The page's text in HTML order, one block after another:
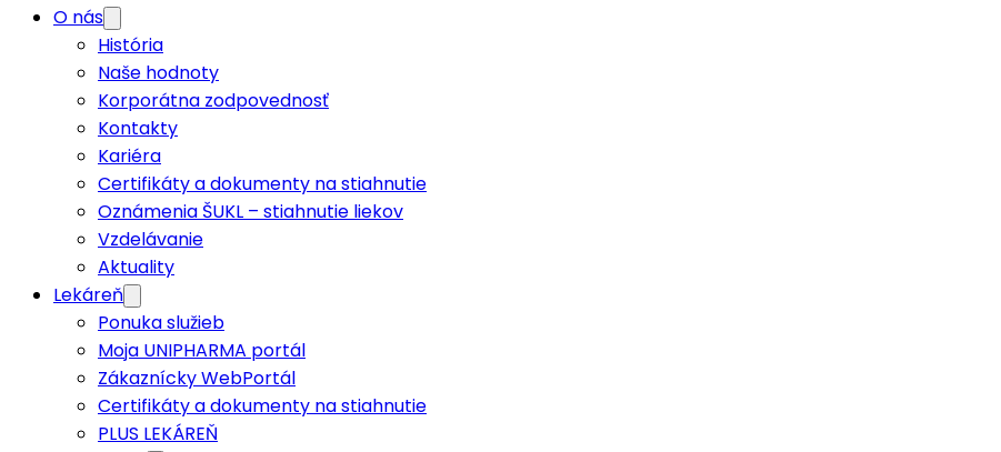
O nás
História
Naše hodnoty
Korporátna zodpovednosť
Kontakty
Kariéra
Certifikáty a dokumenty na stiahnutie
Oznámenia ŠUKL – stiahnutie liekov
Vzdelávanie
Aktuality
Lekáreň
Ponuka služieb
Moja UNIPHARMA portál
Zákaznícky WebPortál
Certifikáty a dokumenty na stiahnutie
PLUS LEKÁREŇ